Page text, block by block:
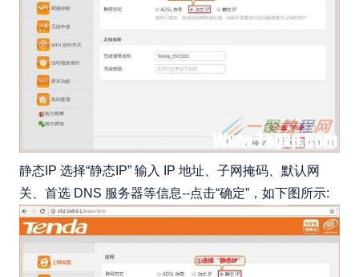
静态IP 选择“静态IP” 输入 IP 地址、子网掩码、默认网
关、首选 DNS 服务器等信息--点击“确定”，如下图所示: